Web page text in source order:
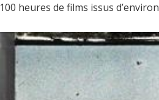
100 heures de films issus